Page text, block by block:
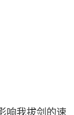
响我拔剑的速